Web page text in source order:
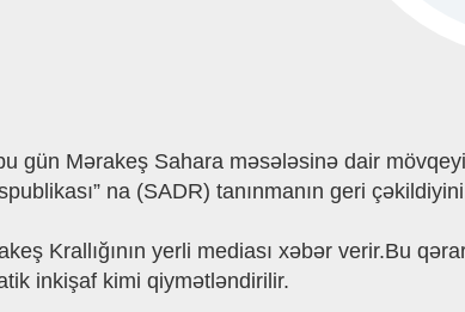
gün Mǝrakeş Sahara mǝsǝlǝsinǝ dair
na (SADR) tanınmanın geri
Krallığının yerli mediası xəbər verir.Bu
inkişaf kimi qiymǝtlǝndirilir.